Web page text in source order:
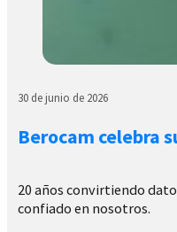
30 de junio de 2026
Berocam celebra
20 años convirtiendo
confiado en nosotros.